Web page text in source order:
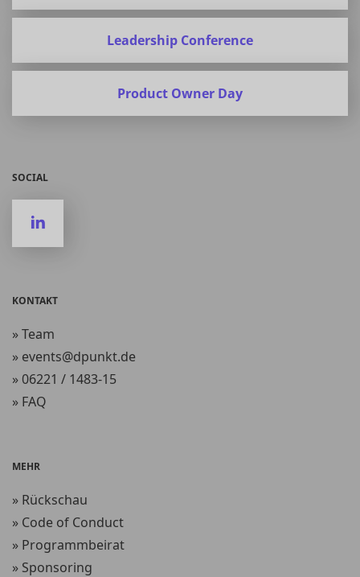
Leadership Conference
Product Owner Day
SOCIAL
KONTAKT
» Team
» events@dpunkt.de
» 06221 / 1483-15
» FAQ
MEHR
» Rückschau
» Code of Conduct
» Programmbeirat
» Sponsoring